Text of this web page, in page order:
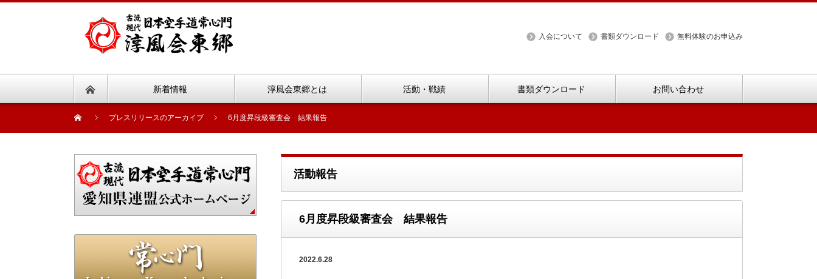
入会について 書類ダウンロード 無料体験のお申込み
新着情報 淳風会東郷とは 活動・戦績 書類ダウンロード お問い合わせ
プレスリリースのアーカイブ 6月度昇段級審査会 結果報告
活動報告
6月度昇段級審査会 結果報告
2022.6.28